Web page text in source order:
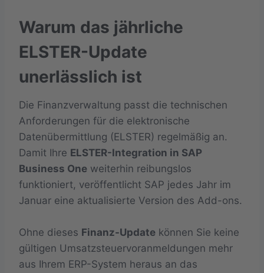
Warum das jährliche
ELSTER-Update
unerlässlich ist
Die Finanzverwaltung passt die technischen
Anforderungen für die elektronische
Datenübermittlung (ELSTER) regelmäßig an.
Damit Ihre ELSTER-Integration in SAP
Business One weiterhin reibungslos
funktioniert, veröffentlicht SAP jedes Jahr im
Januar eine aktualisierte Version des Add-ons.
Ohne dieses Finanz-Update können Sie keine
gültigen Umsatzsteuervoranmeldungen mehr
aus Ihrem ERP-System heraus an das